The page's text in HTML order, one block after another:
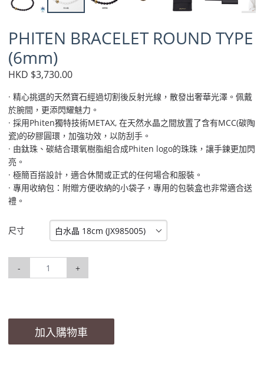
PHITEN BRACELET ROUND TYPE
(6mm)
HKD $3,730.00
· 精心挑選的天然寶石經過切割後反射光線，散發出奢華光澤。佩戴
於腕間，更添閃耀魅力。
· 採用Phiten獨特技術METAX, 在天然水晶之間放置了含有MCC(碳陶
瓷)的矽膠圓環，加強功效，以防刮手。
· 由鈦珠、碳結合環氧樹脂組合成Phiten logo的珠珠，讓手鍊更加閃
亮。
· 極簡百搭設計，適合休閒或正式的任何場合和服裝。
· 專用收納包：附贈方便收納的小袋子，專用的包裝盒也非常適合送
禮。
尺寸 白水晶 18cm (JX985005)
- +
加入購物車